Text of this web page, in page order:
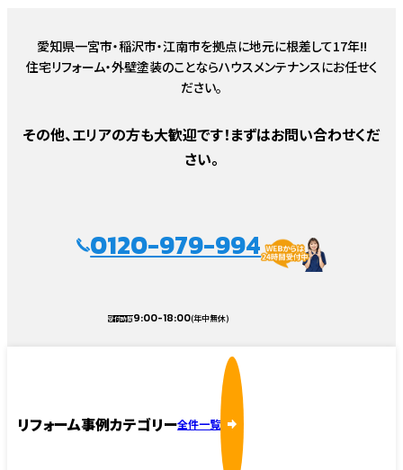
愛知県一宮市・稲沢市・江南市を拠点に地元に根差して17年!!
住宅リフォーム・外壁塗装のことならハウスメンテナンスにお任せく
ださい。
その他、エリアの方も大歓迎です！まずはお問い合わせくだ
さい。
0120-979-994
受付時間9:00-18:00(年中無休)
リフォーム事例カテゴリー全件一覧